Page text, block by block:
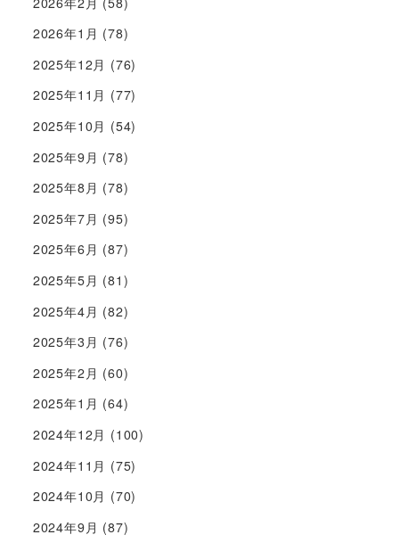
2026年1月 (78)
2025年12月 (76)
2025年11月 (77)
2025年10月 (54)
2025年9月 (78)
2025年8月 (78)
2025年7月 (95)
2025年6月 (87)
2025年5月 (81)
2025年4月 (82)
2025年3月 (76)
2025年2月 (60)
2025年1月 (64)
2024年12月 (100)
2024年11月 (75)
2024年10月 (70)
2024年9月 (87)